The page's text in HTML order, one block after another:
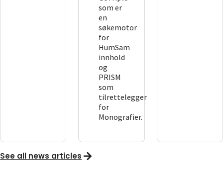
som er
en
søkemotor
for
HumSam
innhold
og
PRISM
som
tilrettelegger
for
Monografier.
See all news articles